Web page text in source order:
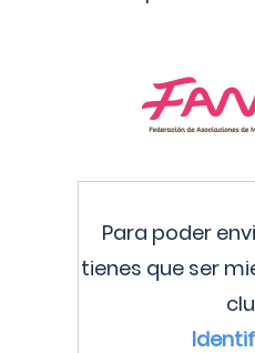
Para poder
tienes que ser